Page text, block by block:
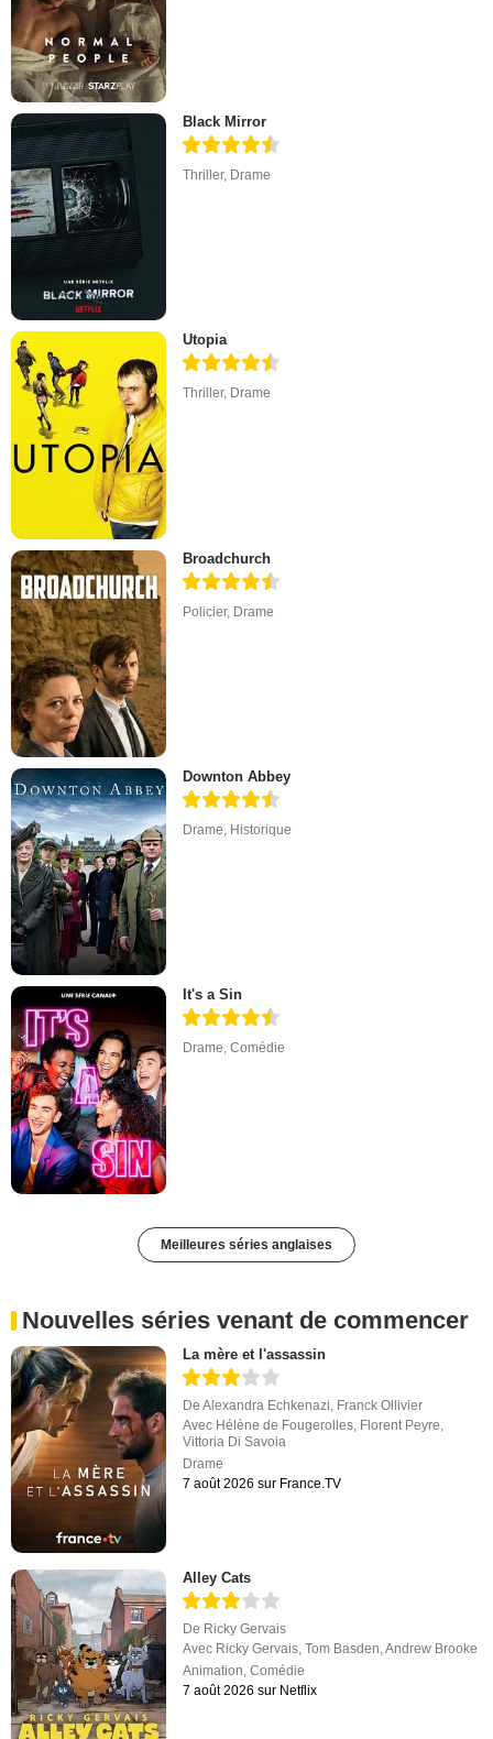
Black Mirror
Thriller, Drame
Utopia
Thriller, Drame
Broadchurch
Policier, Drame
Downton Abbey
Drame, Historique
It's a Sin
Drame,Comédie
Meilleures séries anglaises
Nouvelles séries venant de commencer
La mère et l'assassin
DeAlexandra Echkenazi Franck Ollivier
Avec Hélène de Fougerolles Florent Peyre
Vittoria Di Savoia
Drame
7 août 2026 sur France.TV
Alley Cats
De Ricky Gervais
Avec Ricky Gervais,Tom Basden,Andrew Brooke
Animation,Comédie
7 août 2026 sur Netflix